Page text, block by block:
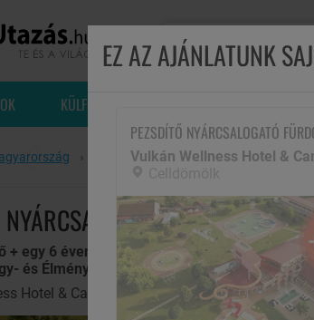
KÜLFÖLDI UTAK
Celldömölk Vulkán Wellness Hotel &
FÜRDŐZÉS!
+ egy 6 éven aluli gyermek részére,
és Élményfürdőbe
Hotel & Camping,
Celldömölk
EZ AZ AJÁNLATUNK
PEZSDÍTŐ NYÁRCSALOGATÓ
Vulkán Wellness Hotel &